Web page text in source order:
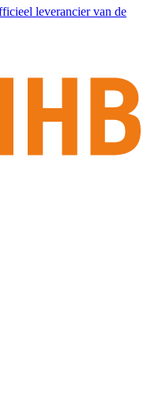
leverancier van de